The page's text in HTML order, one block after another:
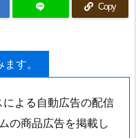
Copy
す。
よる自動広告の配信
の商品広告を掲載し